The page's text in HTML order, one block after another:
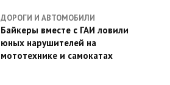
ДОРОГИ И АВТОМОБИЛИ
Байкеры вместе с ГАИ ловили
юных нарушителей на
мототехнике и самокатах